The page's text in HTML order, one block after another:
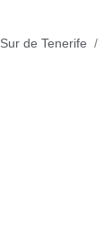
Sur de Tenerife